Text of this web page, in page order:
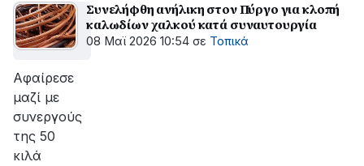
Συνελήφθη ανήλικη στον Πύργο για κλοπή
καλωδίων χαλκού κατά συναυτουργία
08 Μαϊ 2026 10:54 σε Τοπικά
Αφαίρεσε
μαζί με
συνεργούς
της 50
κιλά